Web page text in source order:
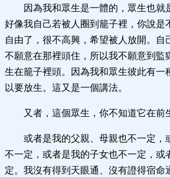
因為我和眾生是一體的，眾生也就
好像我自己若被人圈到籠子裡，你說是
自由了，很不高興，希望被人放開。自
不願意在那裡頭住，所以我不願意到監
生在籠子裡頭。因為我和眾生彼此有一
以要放生。這又是一個講法。
又者，這個眾生，你不知道它在前
或者是我的父親、母親也不一定，
不一定，或者是我的子女也不一定，或
定。我沒有得到天眼通、沒有證得宿命